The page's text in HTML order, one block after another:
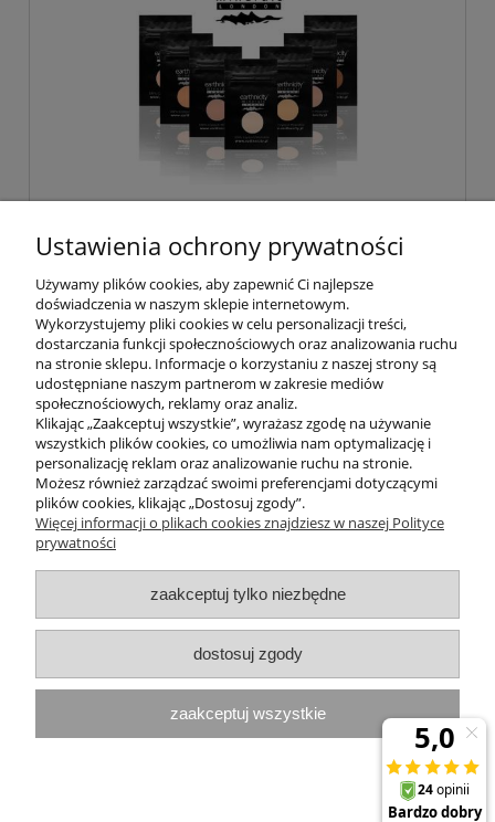
26,00 zł
do koszyka
POMOC
INFORMACJE
ZAKUPY
MOJE KONTO
PROGRAMY PROMOCYJNE
InterPromo MARTA POPIELA-MOLEK NIP: 7341300379
Ustawienia ochrony prywatności
Używamy plików cookies, aby zapewnić Ci najlepsze
doświadczenia w naszym sklepie internetowym.
Wykorzystujemy pliki cookies w celu personalizacji treści,
dostarczania funkcji społecznościowych oraz analizowania ruchu
na stronie sklepu. Informacje o korzystaniu z naszej strony są
udostępniane naszym partnerom w zakresie mediów
społecznościowych, reklamy oraz analiz.
Klikając „Zaakceptuj wszystkie”, wyrażasz zgodę na używanie
wszystkich plików cookies, co umożliwia nam optymalizację i
personalizację reklam oraz analizowanie ruchu na stronie.
Możesz również zarządzać swoimi preferencjami dotyczącymi
plików cookies, klikając „Dostosuj zgody”.
Więcej informacji o plikach cookies znajdziesz w naszej Polityce
prywatności
zaakceptuj tylko niezbędne
dostosuj zgody
zaakceptuj wszystkie